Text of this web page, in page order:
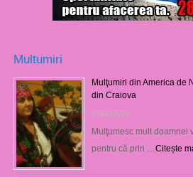
Multumiri
Mulţumiri din America de
din Craiova
07/08/2026
Mulţumesc mult doamnei
pentru că prin … Citește